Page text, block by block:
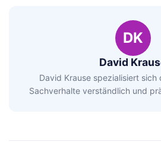
DK
David
David Krause spezialisiert sich
Sachverhalte verständlich und